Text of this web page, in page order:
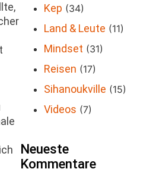
Kep (34)
Land & Leute (11)
Mindset (31)
Reisen (17)
Sihanoukville (15)
Videos (7)
Neueste
Kommentare